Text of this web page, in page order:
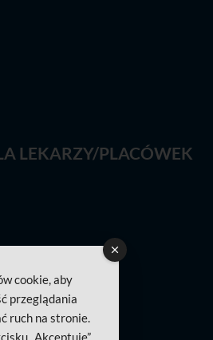
LEKARZY/PLACÓWEK
cookie, aby
przeglądania
ruch na stronie.
„Akceptuje”